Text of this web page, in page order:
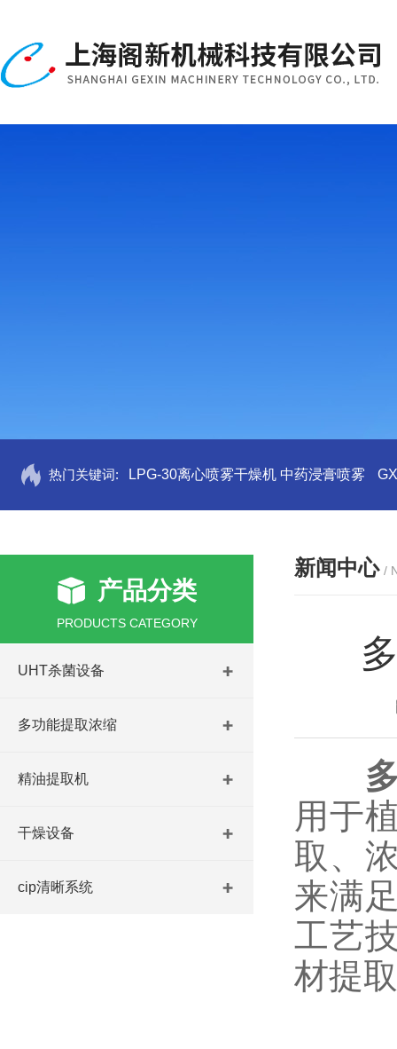
热门关键词: LPG-30离心喷雾干燥机 中药浸膏喷雾
产品分类
PRODUCTS CATEGORY
UHT杀菌设备
多功能提取浓缩
精油提取机
干燥设备
cip清晰系统
新闻中心 /
用于
取、
来满
工艺
材提